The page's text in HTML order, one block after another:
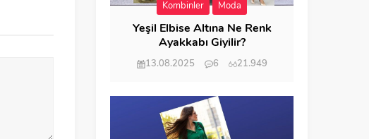
Kombinler Moda
Yeşil Elbise Altına Ne Renk
Ayakkabı Giyilir?
13.08.2025 6 21.949